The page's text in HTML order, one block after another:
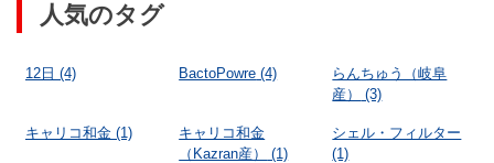
人気のタグ
12日 (4) BactoPowre (4)
らんちゅう（岐阜
産）
(3)
キャリコ和金 (1)
キャリコ和金
（Kazran産）
(1)
シェル・フィルター
(1)